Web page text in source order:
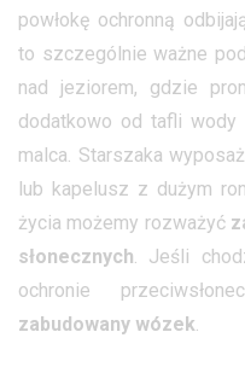
powłokę ochronną
to szczególnie ważne
nad jeziorem, gdzie
dodatkowo od tafli
malca. Starszaka
lub kapelusz z dużym
życia możemy rozważyć
słonecznych. Jeśli
ochronie
zabudowany wózek.